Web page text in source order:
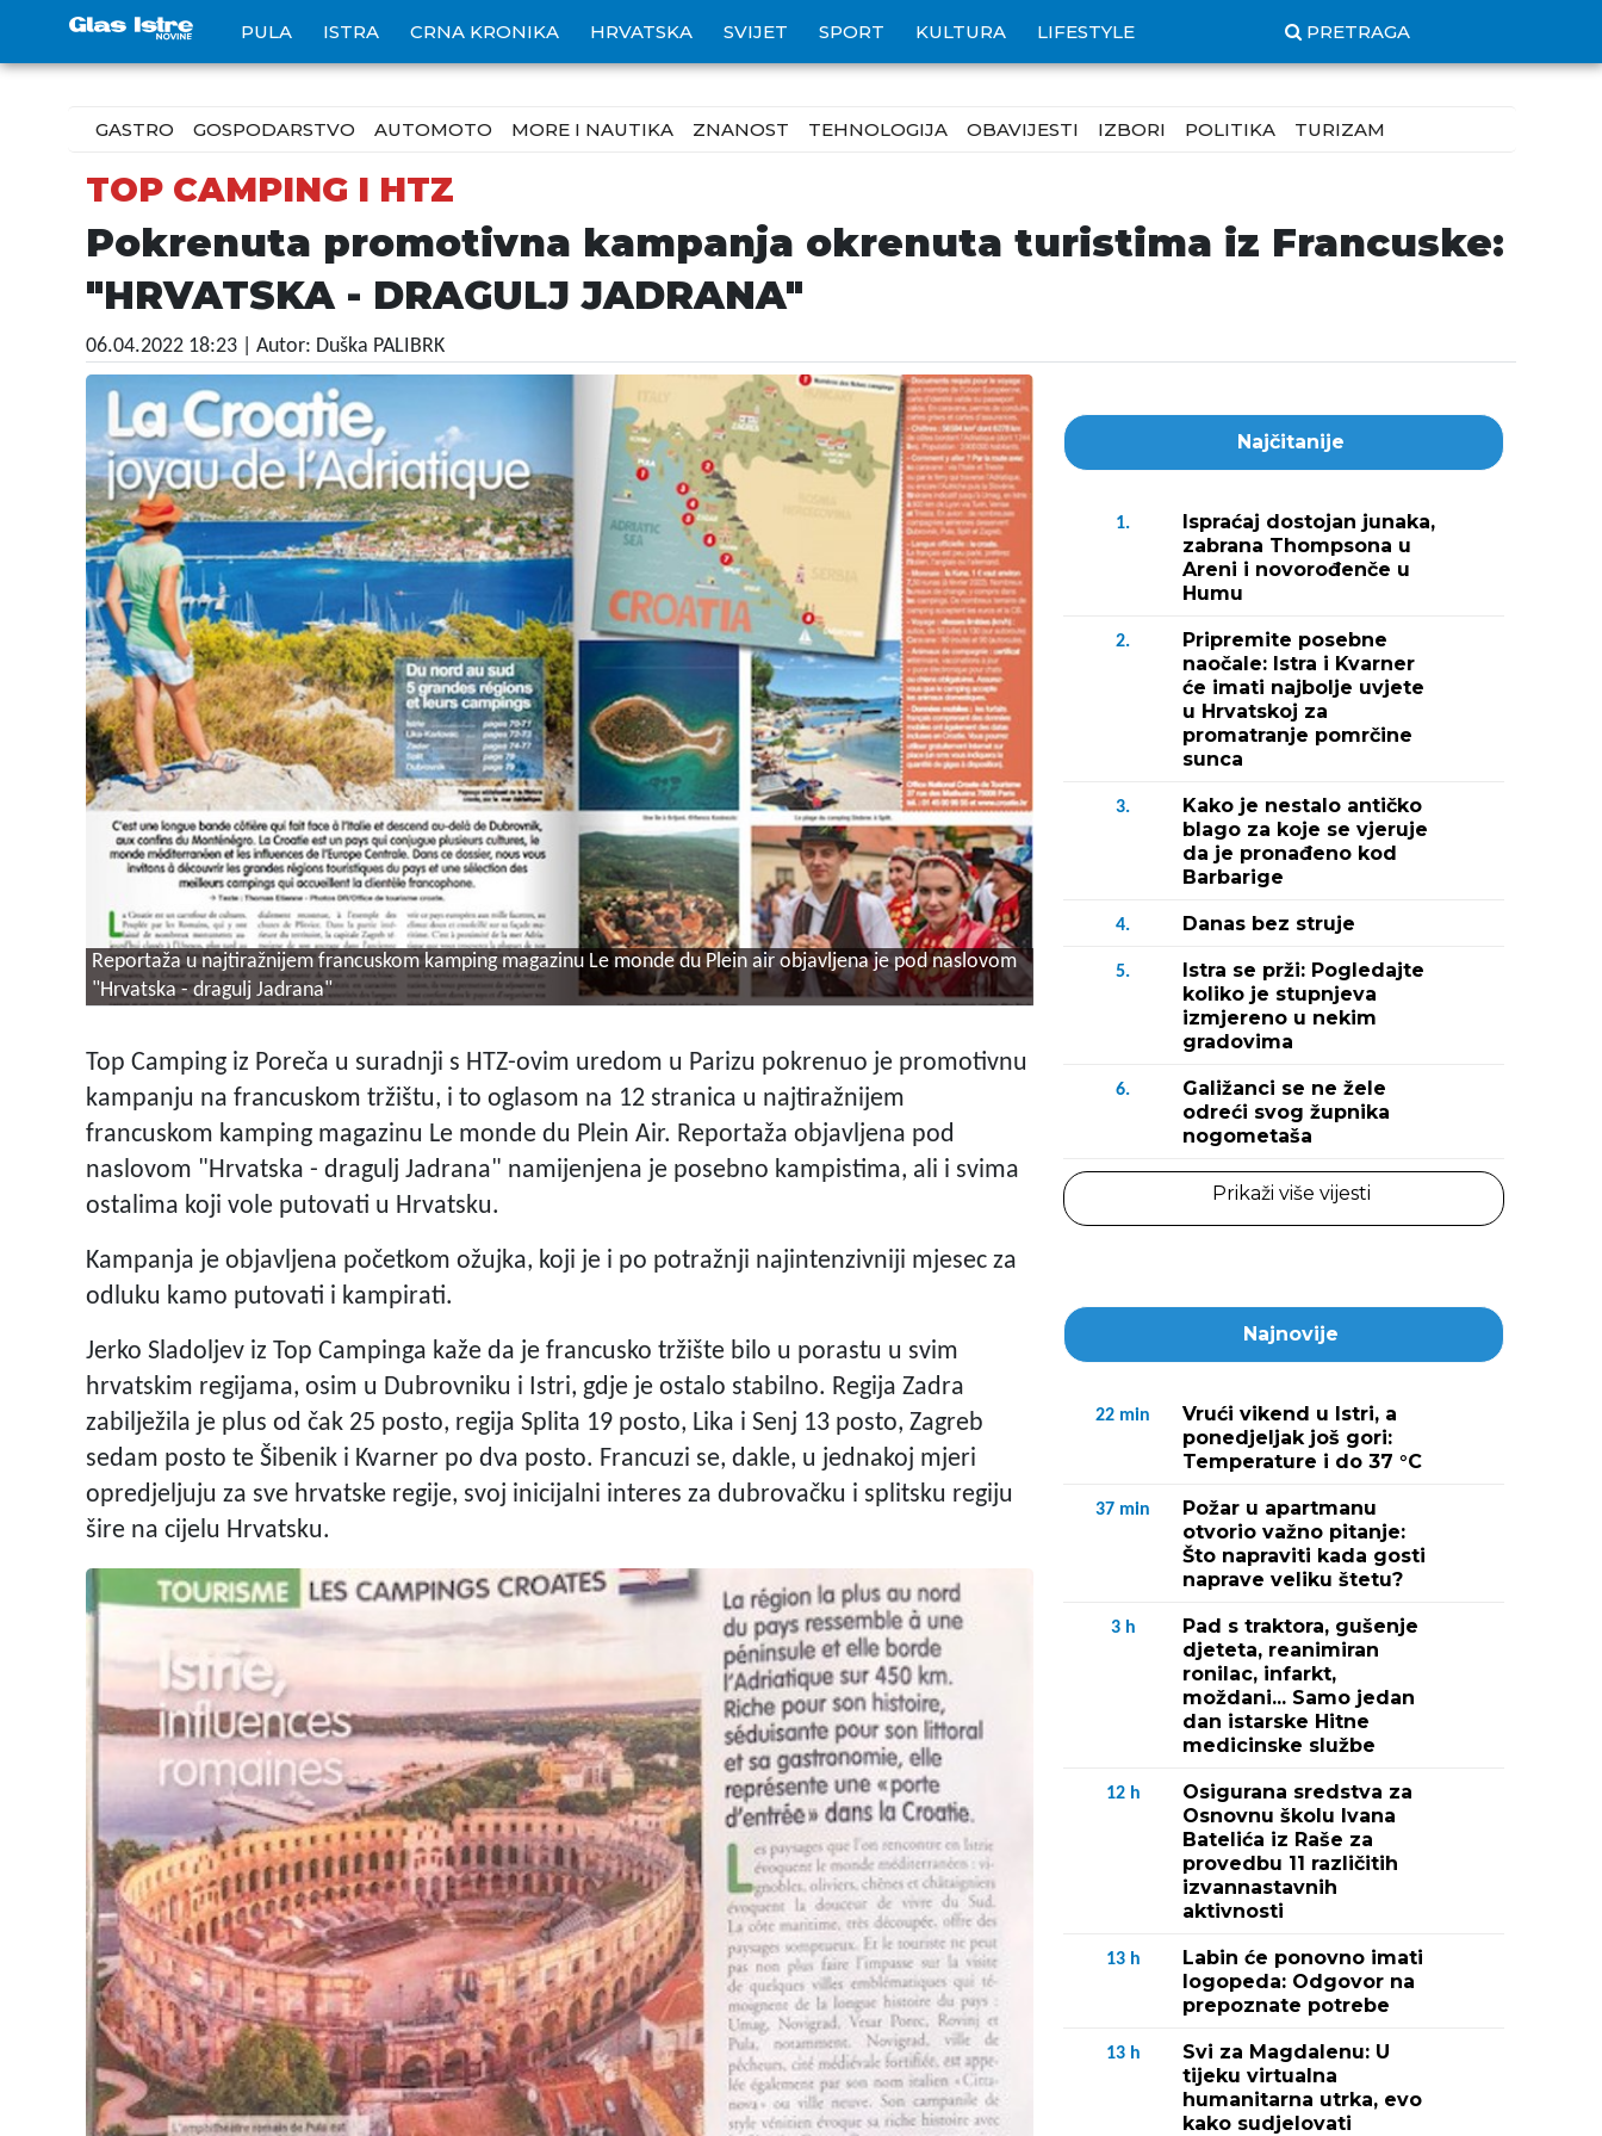
PULA ISTRA CRNA KRONIKA HRVATSKA SVIJET SPORT KULTURA LIFESTYLE PRETRAGA
GASTRO GOSPODARSTVO AUTOMOTO MORE I NAUTIKA ZNANOST TEHNOLOGIJA OBAVIJESTI IZBORI POLITIKA TURIZAM
TOP CAMPING I HTZ
Pokrenuta promotivna kampanja okrenuta turistima iz Francuske:
"HRVATSKA - DRAGULJ JADRANA"
06.04.2022 18:23 | Autor: Duška PALIBRK
Reportaža u najtiražnijem francuskom kamping magazinu Le monde du Plein air objavljena je pod naslovom
"Hrvatska - dragulj Jadrana"
Top Camping iz Poreča u suradnji s HTZ-ovim uredom u Parizu pokrenuo je promotivnu
kampanju na francuskom tržištu, i to oglasom na 12 stranica u najtiražnijem
francuskom kamping magazinu Le monde du Plein Air. Reportaža objavljena pod
naslovom "Hrvatska - dragulj Jadrana" namijenjena je posebno kampistima, ali i svima
ostalima koji vole putovati u Hrvatsku.
Kampanja je objavljena početkom ožujka, koji je i po potražnji najintenzivniji mjesec za
odluku kamo putovati i kampirati.
Jerko Sladoljev iz Top Campinga kaže da je francusko tržište bilo u porastu u svim
hrvatskim regijama, osim u Dubrovniku i Istri, gdje je ostalo stabilno. Regija Zadra
zabilježila je plus od čak 25 posto, regija Splita 19 posto, Lika i Senj 13 posto, Zagreb
sedam posto te Šibenik i Kvarner po dva posto. Francuzi se, dakle, u jednakoj mjeri
opredjeljuju za sve hrvatske regije, svoj inicijalni interes za dubrovačku i splitsku regiju
šire na cijelu Hrvatsku.
Najčitanije
1.
Ispraćaj dostojan junaka,
zabrana Thompsona u
Areni i novorođenče u
Humu
2.
Pripremite posebne
naočale: Istra i Kvarner
će imati najbolje uvjete
u Hrvatskoj za
promatranje pomrčine
sunca
3.
Kako je nestalo antičko
blago za koje se vjeruje
da je pronađeno kod
Barbarige
4. Danas bez struje
5.
Istra se prži: Pogledajte
koliko je stupnjeva
izmjereno u nekim
gradovima
6.
Galižanci se ne žele
odreći svog župnika
nogometaša
Prikaži više vijesti
Najnovije
22 min
Vrući vikend u Istri, a
ponedjeljak još gori:
Temperature i do 37 °C
37 min
Požar u apartmanu
otvorio važno pitanje:
Što napraviti kada gosti
naprave veliku štetu?
3 h
Pad s traktora, gušenje
djeteta, reanimiran
ronilac, infarkt,
moždani... Samo jedan
dan istarske Hitne
medicinske službe
12 h
Osigurana sredstva za
Osnovnu školu Ivana
Batelića iz Raše za
provedbu 11 različitih
izvannastavnih
aktivnosti
13 h
Labin će ponovno imati
logopeda: Odgovor na
prepoznate potrebe
13 h
Svi za Magdalenu: U
tijeku virtualna
humanitarna utrka, evo
kako sudjelovati